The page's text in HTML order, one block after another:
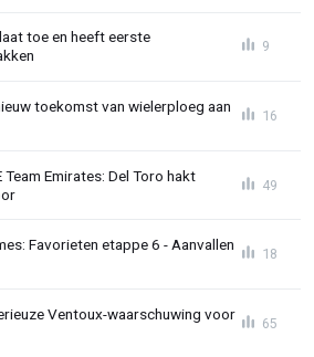
toe en heeft eerste
9
toekomst van wielerploeg aan
16
Emirates: Del Toro hakt
49
Favorieten etappe 6 - Aanvallen
18
Ventoux-waarschuwing voor
65